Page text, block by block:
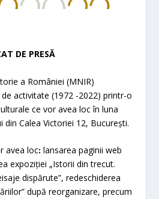
PRESĂ
a României (MNIR)
activitate (1972 -2022) printr-o
ce vor avea loc în luna
din Calea Victoriei 12, București.
avea locꓽ lansarea paginii web
expoziției „Istorii din trecut.
dispărute”, redeschiderea
după reorganizare, precum